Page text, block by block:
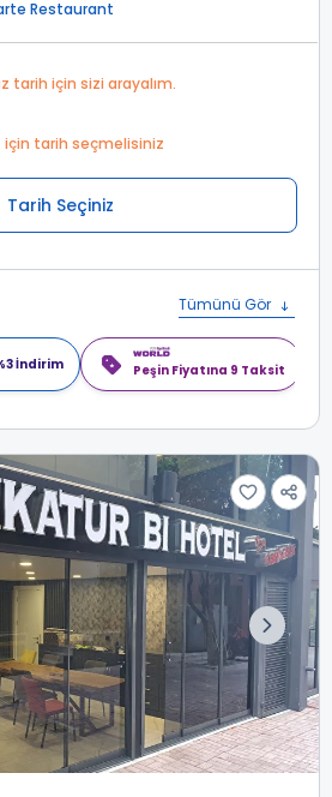
Restaurant
tarih için sizi arayalım.
için tarih seçmelisiniz
Tarih Seçiniz
Tümünü Gör
İndirim Peşin Fiyatına 9 Taksit